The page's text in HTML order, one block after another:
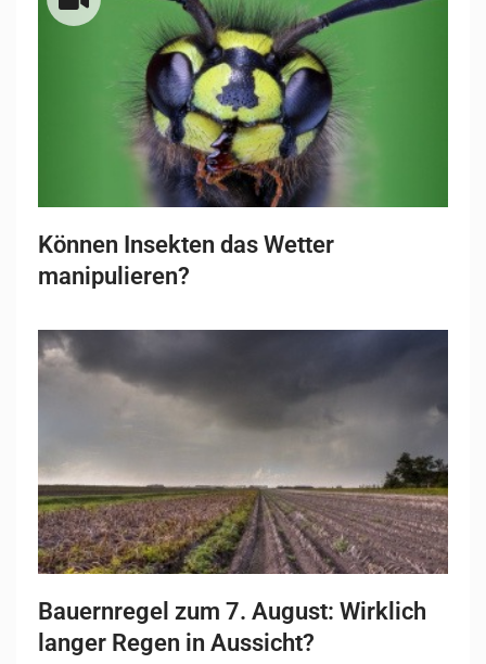
Können Insekten das Wetter
manipulieren?
Bauernregel zum 7. August: Wirklich
langer Regen in Aussicht?